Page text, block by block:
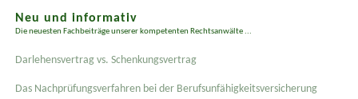
Neu und informativ
Die neuesten Fachbeiträge unserer kompetenten Rechtsanwälte ...
Darlehensvertrag vs. Schenkungsvertrag
Das Nachprüfungsverfahren bei der Berufsunfähigkeitsversicherung